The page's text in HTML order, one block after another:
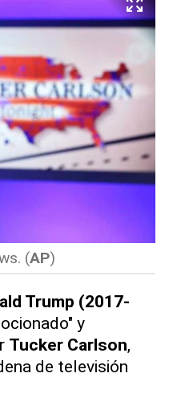
(AP)
Trump (2017-
y
Tucker Carlson,
de televisión